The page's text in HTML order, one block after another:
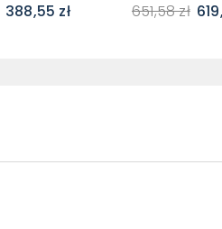
388,55 zł 651,58 zł